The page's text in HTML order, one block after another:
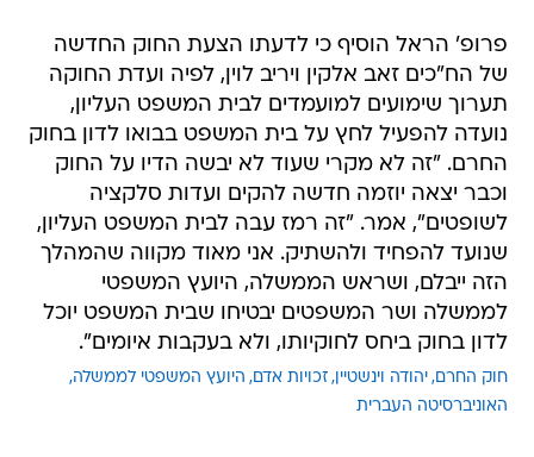
פרופ' הראל הוסיף כי לדעתו הצעת החוק החדשה
של הח"כים זאב אלקין ויריב לוין, לפיה ועדת החוקה
תערוך שימועים למועמדים לבית המשפט העליון,
נועדה להפעיל לחץ על בית המשפט בבואו לדון בחוק
החרם. "זה לא מקרי שעוד לא יבשה הדיו על החוק
וכבר יצאה יוזמה חדשה להקים ועדות סלקציה
לשופטים", אמר. "זה רמז עבה לבית המשפט העליון,
שנועד להפחיד ולהשתיק. אני מאוד מקווה שהמהלך
הזה ייבלם, ושראש הממשלה, היועץ המשפטי
לממשלה ושר המשפטים יבטיחו שבית המשפט יוכל
לדון בחוק ביחס לחוקיותו, ולא בעקבות איומים".
חוק החרם יהודה וינשטיין זכויות אדם היועץ המשפטי לממשלה
האוניברסיטה העברית